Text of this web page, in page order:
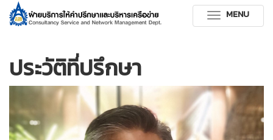
Toggle
navigation
MENU
ประวัติที่ปรึกษา